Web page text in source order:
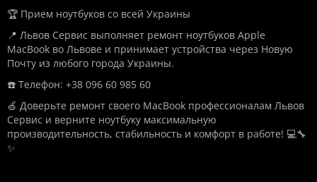
🏆 Прием ноутбуков со всей Украины
📍 Львов Сервис выполняет ремонт ноутбуков Apple
MacBook во Львове и принимает устройства через Новую
Почту из любого города Украины.
☎️ Телефон: +38 096 60 985 60
🍏 Доверьте ремонт своего MacBook профессионалам Львов
Сервис и верните ноутбуку максимальную
производительность, стабильность и комфорт в работе! 💻🔧
✨